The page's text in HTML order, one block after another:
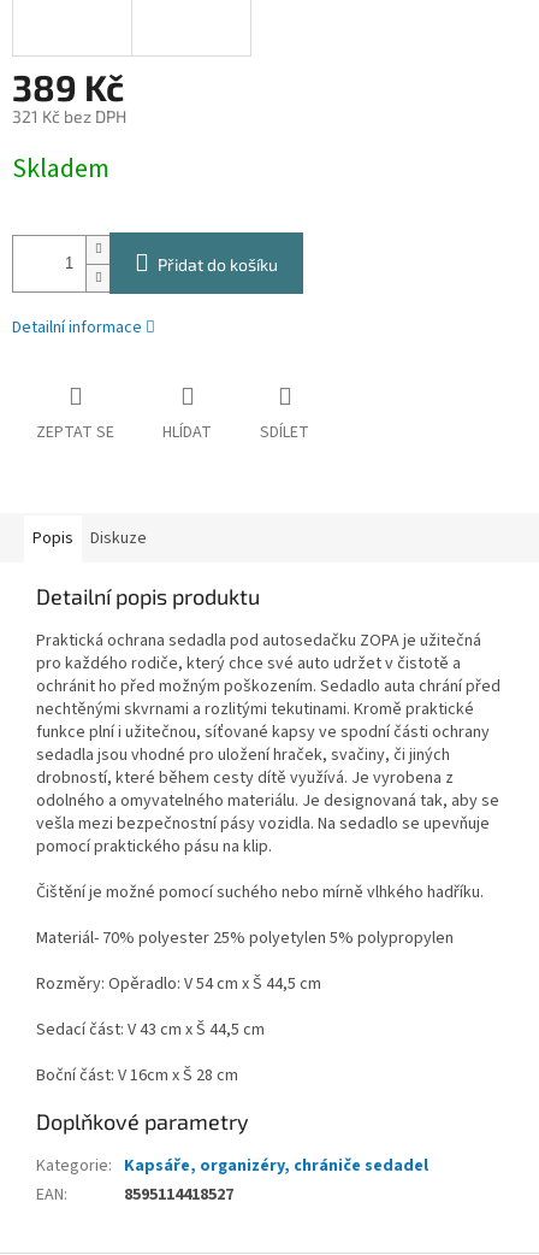
389 Kč
321 Kč bez DPH
cena:
Skladem
Přidat do košíku
Detailní informace
ZEPTAT SE HLÍDAT SDÍLET
Popis Diskuze
Detailní popis produktu
Praktická ochrana sedadla pod autosedačku ZOPA je užitečná
pro každého rodiče, který chce své auto udržet v čistotě a
ochránit ho před možným poškozením. Sedadlo auta chrání před
nechtěnými skvrnami a rozlitými tekutinami. Kromě praktické
funkce plní i užitečnou, síťované kapsy ve spodní části ochrany
sedadla jsou vhodné pro uložení hraček, svačiny, či jiných
drobností, které během cesty dítě využívá. Je vyrobena z
odolného a omyvatelného materiálu. Je designovaná tak, aby se
vešla mezi bezpečnostní pásy vozidla. Na sedadlo se upevňuje
pomocí praktického pásu na klip.
Čištění je možné pomocí suchého nebo mírně vlhkého hadříku.
Materiál- 70% polyester 25% polyetylen 5% polypropylen
Rozměry: Opěradlo: V 54 cm x Š 44,5 cm
Sedací část: V 43 cm x Š 44,5 cm
Boční část: V 16cm x Š 28 cm
Doplňkové parametry
Kategorie: Kapsáře, organizéry, chrániče sedadel
EAN: 8595114418527